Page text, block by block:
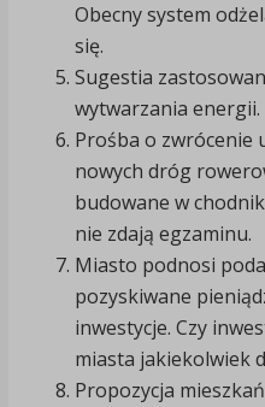
Obecny system
się.
Sugestia
wytwarzania energii.
Prośba o zwrócenie
nowych dróg
budowane w
nie zdają egzaminu.
Miasto podnosi
pozyskiwane
inwestycje. Czy
miasta jakiekolwiek
Propozycja